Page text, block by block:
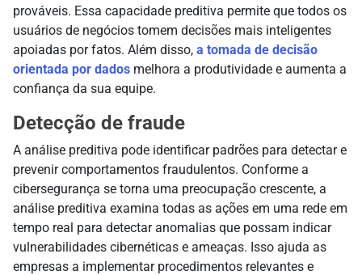
prováveis. Essa capacidade preditiva permite que todos os
usuários de negócios tomem decisões mais inteligentes
apoiadas por fatos. Além disso, a tomada de decisão
orientada por dados melhora a produtividade e aumenta a
confiança da sua equipe.
Detecção de fraude
A análise preditiva pode identificar padrões para detectar e
prevenir comportamentos fraudulentos. Conforme a
cibersegurança se torna uma preocupação crescente, a
análise preditiva examina todas as ações em uma rede em
tempo real para detectar anomalias que possam indicar
vulnerabilidades cibernéticas e ameaças. Isso ajuda as
empresas a implementar procedimentos relevantes e